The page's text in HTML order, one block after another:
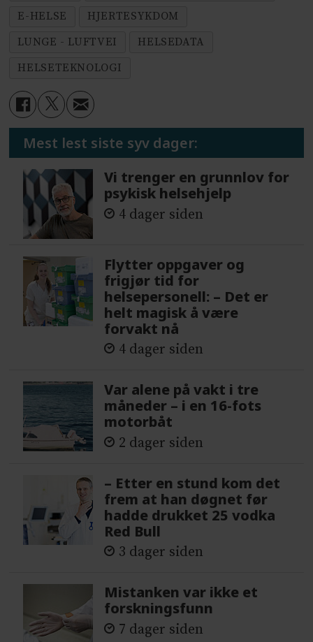
E-HELSE
HJERTESYKDOM
LUNGE - LUFTVEI
HELSEDATA
HELSETEKNOLOGI
Mest lest siste syv dager:
Vi trenger en grunnlov for
psykisk helsehjelp
4 dager siden
Flytter oppgaver og
frigjør tid for
helsepersonell: – Det er
helt magisk å være
forvakt nå
4 dager siden
Var alene på vakt i tre
måneder – i en 16-fots
motorbåt
2 dager siden
– Etter en stund kom det
frem at han døgnet før
hadde drukket 25 vodka
Red Bull
3 dager siden
Mistanken var ikke et
forskningsfunn
7 dager siden